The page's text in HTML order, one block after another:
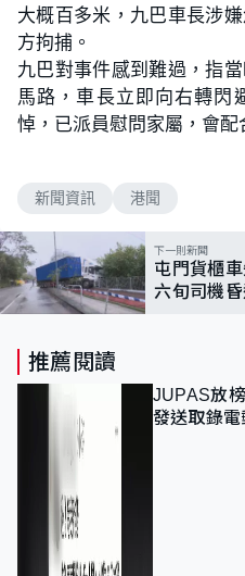
大概百多米，九巴車長涉
方拘捕。
九巴對事件感到難過，指
馬路，車長立即向右轉閃
悼，已派員慰問家屬，會配
新聞資訊 港聞
下一則新聞
屯門貨櫃
六旬司機
推薦閱讀
JUPAS放
發送取錄